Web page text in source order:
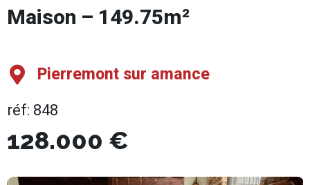
Maison – 149.75m²
Pierremont sur amance
réf: 848
128.000 €